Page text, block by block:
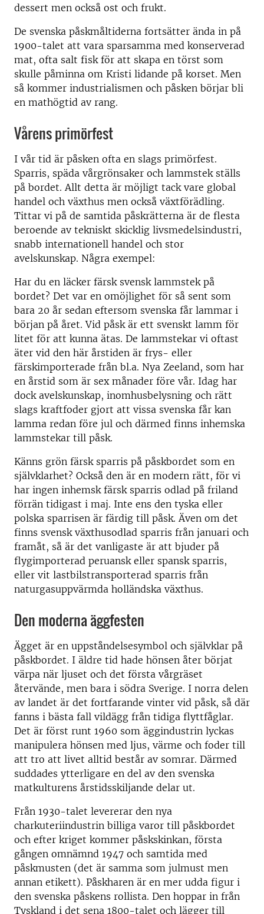
dessert men också ost och frukt.
De svenska påskmåltiderna fortsätter ända in på
1900-talet att vara sparsamma med konserverad
mat, ofta salt fisk för att skapa en törst som
skulle påminna om Kristi lidande på korset. Men
så kommer industrialismen och påsken börjar bli
en mathögtid av rang.
Vårens primörfest
I vår tid är påsken ofta en slags primörfest.
Sparris, späda vårgrönsaker och lammstek ställs
på bordet. Allt detta är möjligt tack vare global
handel och växthus men också växtförädling.
Tittar vi på de samtida påskrätterna är de flesta
beroende av tekniskt skicklig livsmedelsindustri,
snabb internationell handel och stor
avelskunskap. Några exempel:
Har du en läcker färsk svensk lammstek på
bordet? Det var en omöjlighet för så sent som
bara 20 år sedan eftersom svenska får lammar i
början på året. Vid påsk är ett svenskt lamm för
litet för att kunna ätas. De lammstekar vi oftast
äter vid den här årstiden är frys- eller
färskimporterade från bl.a. Nya Zeeland, som har
en årstid som är sex månader före vår. Idag har
dock avelskunskap, inomhusbelysning och rätt
slags kraftfoder gjort att vissa svenska får kan
lamma redan före jul och därmed finns inhemska
lammstekar till påsk.
Känns grön färsk sparris på påskbordet som en
självklarhet? Också den är en modern rätt, för vi
har ingen inhemsk färsk sparris odlad på friland
förrän tidigast i maj. Inte ens den tyska eller
polska sparrisen är färdig till påsk. Även om det
finns svensk växthusodlad sparris från januari och
framåt, så är det vanligaste är att bjuder på
flygimporterad peruansk eller spansk sparris,
eller vit lastbilstransporterad sparris från
naturgasuppvärmda holländska växthus.
Den moderna äggfesten
Ägget är en uppståndelsesymbol och självklar på
påskbordet. I äldre tid hade hönsen åter börjat
värpa när ljuset och det första vårgräset
återvände, men bara i södra Sverige. I norra delen
av landet är det fortfarande vinter vid påsk, så där
fanns i bästa fall vildägg från tidiga flyttfåglar.
Det är först runt 1960 som äggindustrin lyckas
manipulera hönsen med ljus, värme och foder till
att tro att livet alltid består av somrar. Därmed
suddades ytterligare en del av den svenska
matkulturens årstidsskiljande delar ut.
Från 1930-talet levererar den nya
charkuteriindustrin billiga varor till påskbordet
och efter kriget kommer påskskinkan, första
gången omnämnd 1947 och samtida med
påskmusten (det är samma som julmust men
annan etikett). Påskharen är en mer udda figur i
den svenska påskens rollista. Den hoppar in från
Tyskland i det sena 1800-talet och lägger till